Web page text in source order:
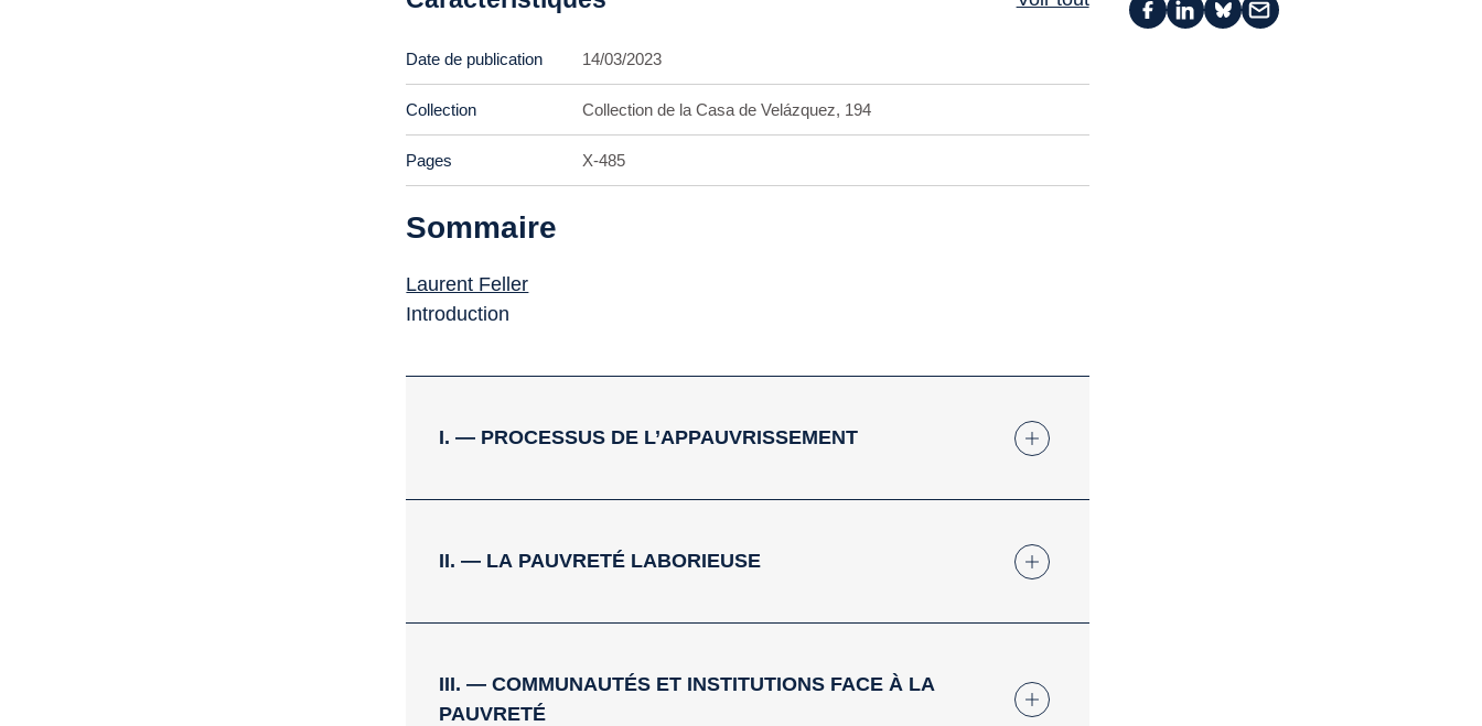
Date de publication 14/03/2023
Collection Collection de la Casa de Velázquez, 194
Pages X-485
Sommaire
Laurent Feller
Introduction
I. — PROCESSUS DE L’APPAUVRISSEMENT
II. — LA PAUVRETÉ LABORIEUSE
III. — COMMUNAUTÉS ET INSTITUTIONS FACE À LA
PAUVRETÉ